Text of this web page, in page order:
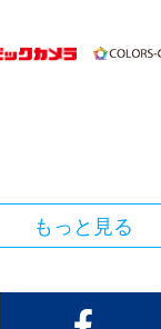
もっと見る